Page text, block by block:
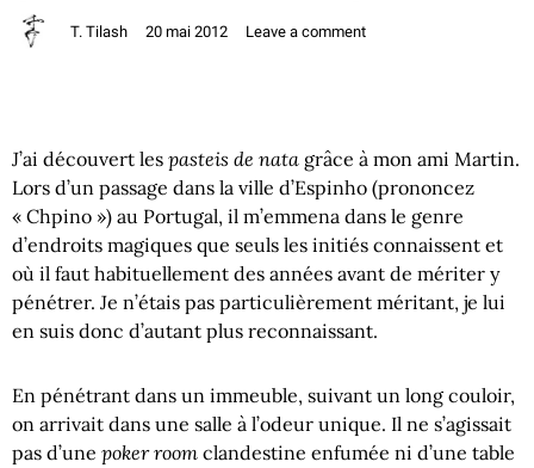
T. Tilash 20 mai 2012 Leave a comment
J’ai découvert les pasteis de nata grâce à mon ami Martin.
Lors d’un passage dans la ville d’Espinho (prononcez
« Chpino ») au Portugal, il m’emmena dans le genre
d’endroits magiques que seuls les initiés connaissent et
où il faut habituellement des années avant de mériter y
pénétrer. Je n’étais pas particulièrement méritant, je lui
en suis donc d’autant plus reconnaissant.
En pénétrant dans un immeuble, suivant un long couloir,
on arrivait dans une salle à l’odeur unique. Il ne s’agissait
pas d’une poker room clandestine enfumée ni d’une table